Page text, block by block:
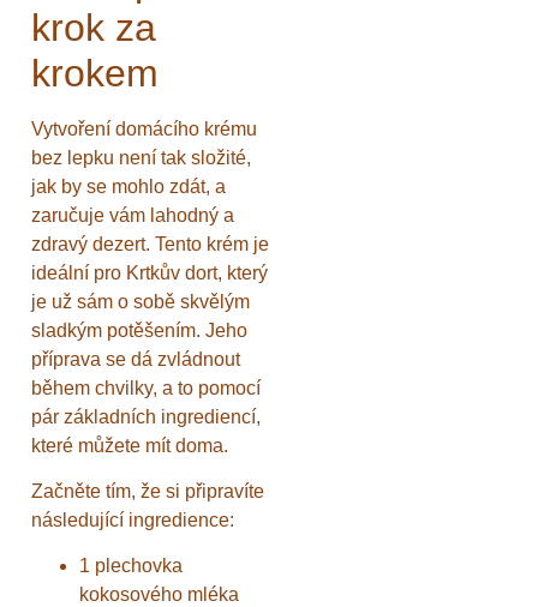
krok za
krokem
Vytvoření domácího krému
bez lepku není tak složité,
jak by se mohlo zdát, a
zaručuje vám lahodný a
zdravý dezert. Tento krém je
ideální pro Krtkův dort, který
je už sám o sobě skvělým
sladkým potěšením. Jeho
příprava se dá zvládnout
během chvilky, a to pomocí
pár základních ingrediencí,
které můžete mít doma.
Začněte tím, že si připravíte
následující ingredience:
1 plechovka
kokosového mléka